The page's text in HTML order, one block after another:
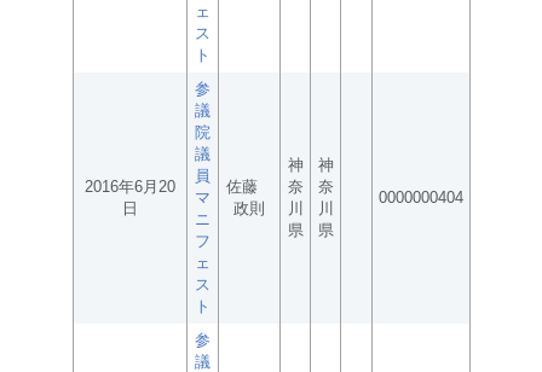
ェ
ス
ト
2016年6月20
日
参
議
院
議
員
マ
ニ
フ
ェ
ス
ト
佐藤
政則
神
奈
川
県
神
奈
川
県
0000000404
参
議